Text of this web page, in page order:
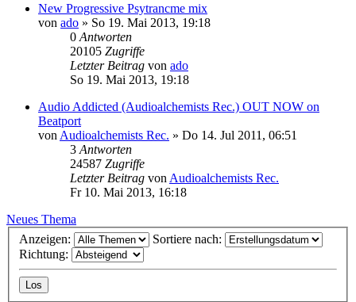
New Progressive Psytrancme mix
von ado » So 19. Mai 2013, 19:18
0 Antworten
20105 Zugriffe
Letzter Beitrag von ado
So 19. Mai 2013, 19:18
Audio Addicted (Audioalchemists Rec.) OUT NOW on
Beatport
von Audioalchemists Rec. » Do 14. Jul 2011, 06:51
3 Antworten
24587 Zugriffe
Letzter Beitrag von Audioalchemists Rec.
Fr 10. Mai 2013, 16:18
Neues Thema
Anzeigen:
Sortiere nach:
Richtung: